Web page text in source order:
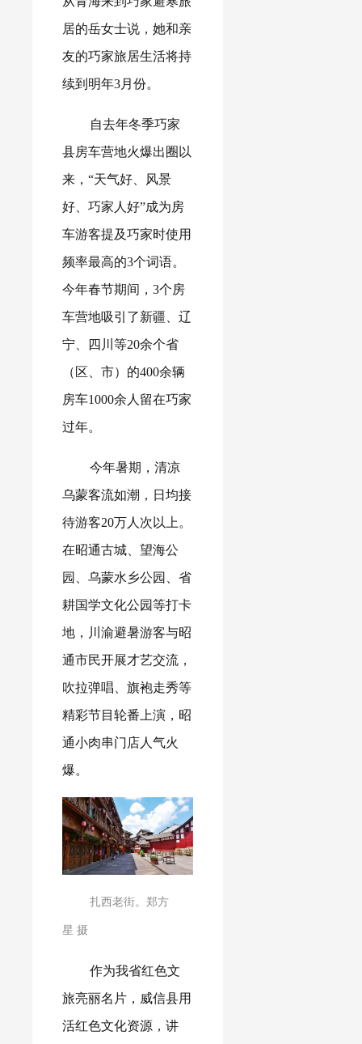
居的岳女士说，她和亲
友的巧家旅居生活将持
续到明年3月份。
自去年冬季巧家
县房车营地火爆出圈以
来，“天气好、风景
好、巧家人好”成为房
车游客提及巧家时使用
频率最高的3个词语。
今年春节期间，3个房
车营地吸引了新疆、辽
宁、四川等20余个省
（区、市）的400余辆
房车1000余人留在巧家
过年。
今年暑期，清凉
乌蒙客流如潮，日均接
待游客20万人次以上。
在昭通古城、望海公
园、乌蒙水乡公园、省
耕国学文化公园等打卡
地，川渝避暑游客与昭
通市民开展才艺交流，
吹拉弹唱、旗袍走秀等
精彩节目轮番上演，昭
通小肉串门店人气火
爆。
扎西老街。郑方
星 摄
作为我省红色文
旅亮丽名片，威信县用
活红色文化资源，讲